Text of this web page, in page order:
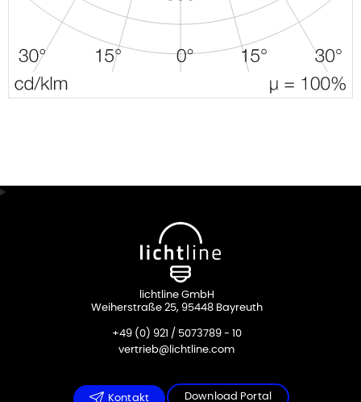
lichtline GmbH
Weiherstraße 25, 95448 Bayreuth
+49 (0) 921 / 5073789 - 10
vertrieb@lichtline.com
Kontakt Download Portal